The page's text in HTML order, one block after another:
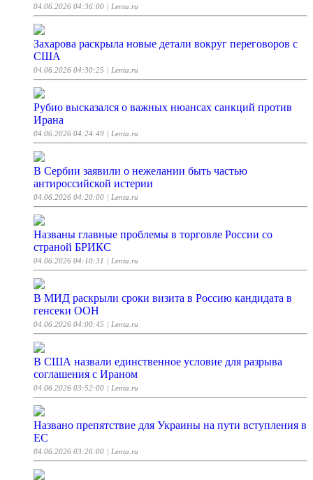
04.06.2026 04:36:00 | Lenta.ru
Захарова раскрыла новые детали вокруг переговоров с
США
04.06.2026 04:30:25 | Lenta.ru
Рубио высказался о важных нюансах санкций против
Ирана
04.06.2026 04:24:49 | Lenta.ru
В Сербии заявили о нежелании быть частью
антироссийской истерии
04.06.2026 04:20:00 | Lenta.ru
Названы главные проблемы в торговле России со
страной БРИКС
04.06.2026 04:10:31 | Lenta.ru
В МИД раскрыли сроки визита в Россию кандидата в
генсеки ООН
04.06.2026 04:00:45 | Lenta.ru
В США назвали единственное условие для разрыва
соглашения с Ираном
04.06.2026 03:52:00 | Lenta.ru
Названо препятствие для Украины на пути вступления в
ЕС
04.06.2026 03:26:00 | Lenta.ru